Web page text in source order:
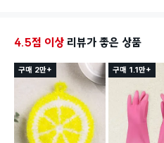
4.5점 이상 리뷰가 좋은 상품
구매 2만+ 구매 1.1만+